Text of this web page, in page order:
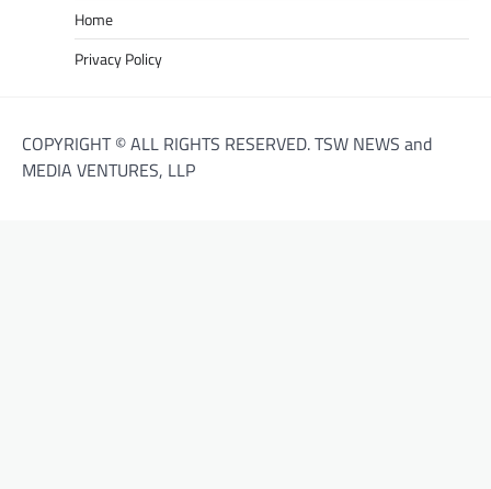
Home
Privacy Policy
COPYRIGHT © ALL RIGHTS RESERVED. TSW NEWS and
MEDIA VENTURES, LLP